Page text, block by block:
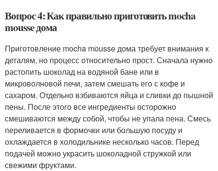
Вопрос 4: Как правильно приготовить mocha
mousse дома
Приготовление mocha mousse дома требует внимания к
деталям, но процесс относительно прост. Сначала нужно
растопить шоколад на водяной бане или в
микроволновой печи, затем смешать его с кофе и
сахаром. Отдельно взбиваются яйца и сливки до пышной
пены. После этого все ингредиенты осторожно
смешиваются между собой, чтобы не упала пена. Смесь
переливается в формочки или большую посуду и
охлаждается в холодильнике несколько часов. Перед
подачей можно украсить шоколадной стружкой или
свежими фруктами.